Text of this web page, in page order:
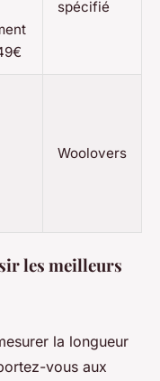
spécifié
Woolovers
les meilleurs
la longueur
vous aux